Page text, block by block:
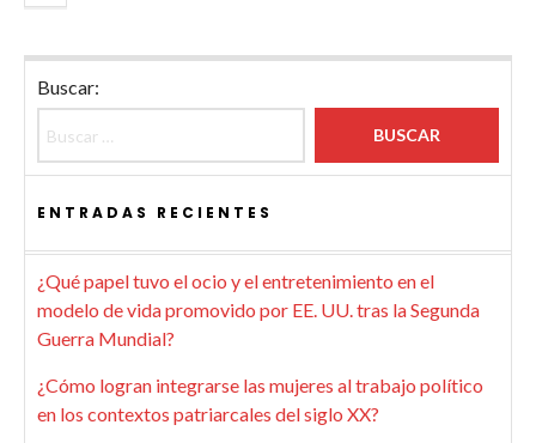
Buscar:
ENTRADAS RECIENTES
¿Qué papel tuvo el ocio y el entretenimiento en el
modelo de vida promovido por EE. UU. tras la Segunda
Guerra Mundial?
¿Cómo logran integrarse las mujeres al trabajo político
en los contextos patriarcales del siglo XX?